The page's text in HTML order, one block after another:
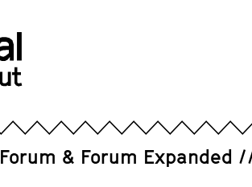
Forum & Forum Expanded